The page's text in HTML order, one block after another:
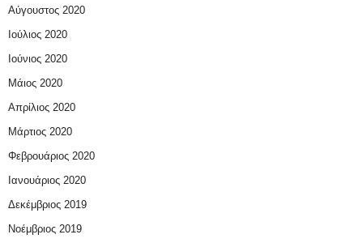
Αύγουστος 2020
Ιούλιος 2020
Ιούνιος 2020
Μάιος 2020
Απρίλιος 2020
Μάρτιος 2020
Φεβρουάριος 2020
Ιανουάριος 2020
Δεκέμβριος 2019
Νοέμβριος 2019